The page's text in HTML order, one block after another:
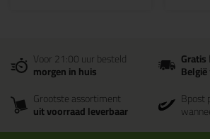
Voor 21:00 uur besteld
morgen in huis
Gratis
België
Grootste assortiment
uit voorraad leverbaar
Bpost